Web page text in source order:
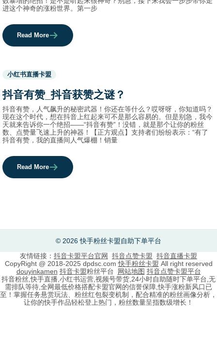
进这个神奇的涨粉世界。第一步
Read More
Used
before
category
names.
小红书直播卡盟
抖音有赞_抖音获赞之谜？
抖音有赞，人气飙升的秘密武器！你还在等什么？哎呀呀，你知道吗？
现在这个时代，想在抖音上红起来可不是那么容易的。但是别急，我今
天就来告诉你一个绝招——“抖音有赞”！没错，就是那个让你的粉丝
数、点赞量飞速上升的神器！【正方观点】支持者们纷纷表示：“有了
抖音有赞，我的直播间人气爆棚！销量
Read More
© 2026 快手粉丝卡盟自助下单平台
友情链接： 抖音卡盟平台官网 抖音点赞卡盟 抖音直播卡盟
CopyRight @ 2018-2025 dpdsc.com快手粉丝卡盟 All right reserved
douyinkamen 抖音卡盟粉丝平台 网站地图 抖音点赞卡盟平台
抖音粉丝,快手直播,小红书运营,视频号带货,24小时自助随时下单平台,无
需排队等待,全网最低价格搭配卡盟官网的信誉保障,快手涨粉新风口已
至！掌握任务悬赏玩法、粉丝红包裂变机制，配合精准的粉丝画像分析，
让你的快手作品轻松登上热门，粉丝数量呈指数级增长！